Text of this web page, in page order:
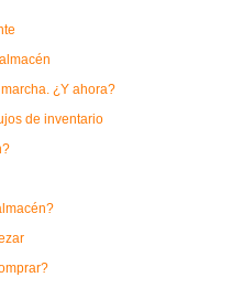
¿Y ahora?
de inventario